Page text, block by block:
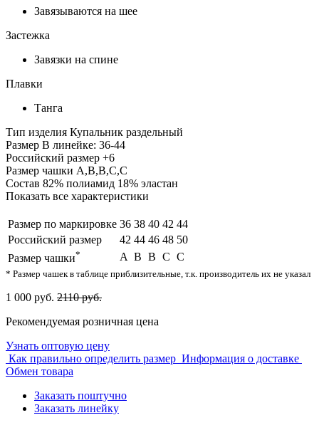
Завязываются на шее
Застежка
Завязки на спине
Плавки
Танга
Тип изделия Купальник раздельный
Размер В линейке: 36-44
Российский размер +6
Размер чашки A,B,B,C,C
Состав 82% полиамид 18% эластан
Показать все характеристики
Размер по маркировке 36 38 40 42 44
Российский размер
42 44 46 48 50
Размер чашки* A B B C C
* Размер чашек в таблице приблизительные, т.к. производитель их не указал
1 000 руб. 2110 руб.
Рекомендуемая розничная цена
Узнать оптовую цену
Как правильно определить размер Информация о доставке
Обмен товара
Заказать поштучно
Заказать линейку